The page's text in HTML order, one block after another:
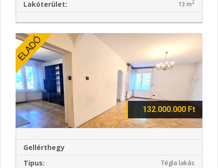
Lakóterület: 13 m2
132.000.000 Ft
Gellérthegy
Tipus:
Tégla lakás